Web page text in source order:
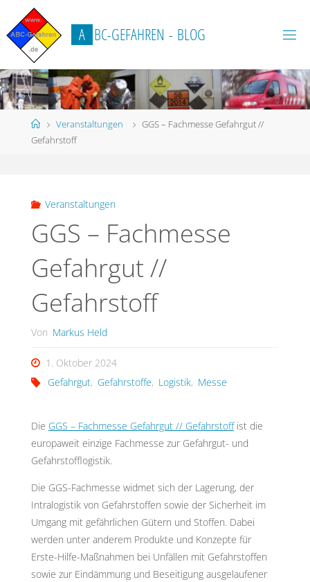
Inhalt
springen
A BC-GEFAHREN - BLOG
StartVeranstaltungen
GGS – Fachmesse Gefahrgut //
Gefahrstoff
Veranstaltungen
GGS – Fachmesse
Gefahrgut //
Gefahrstoff
Von Markus Held
1. Oktober 2024
Gefahrgut, Gefahrstoffe, Logistik, Messe
Die GGS – Fachmesse Gefahrgut // Gefahrstoffist die
europaweit einzige Fachmesse zur Gefahrgut- und
Gefahrstofflogistik.
Die GGS-Fachmesse widmet sich der Lagerung, der
Intralogistik von Gefahrstoffen sowie der Sicherheit im
Umgang mit gefährlichen Gütern und Stoffen. Dabei
werden unter anderem Produkte und Konzepte für
Erste-Hilfe-Maßnahmen bei Unfällen mit Gefahrstoffen
sowie zur Eindämmung und Beseitigung ausgelaufener